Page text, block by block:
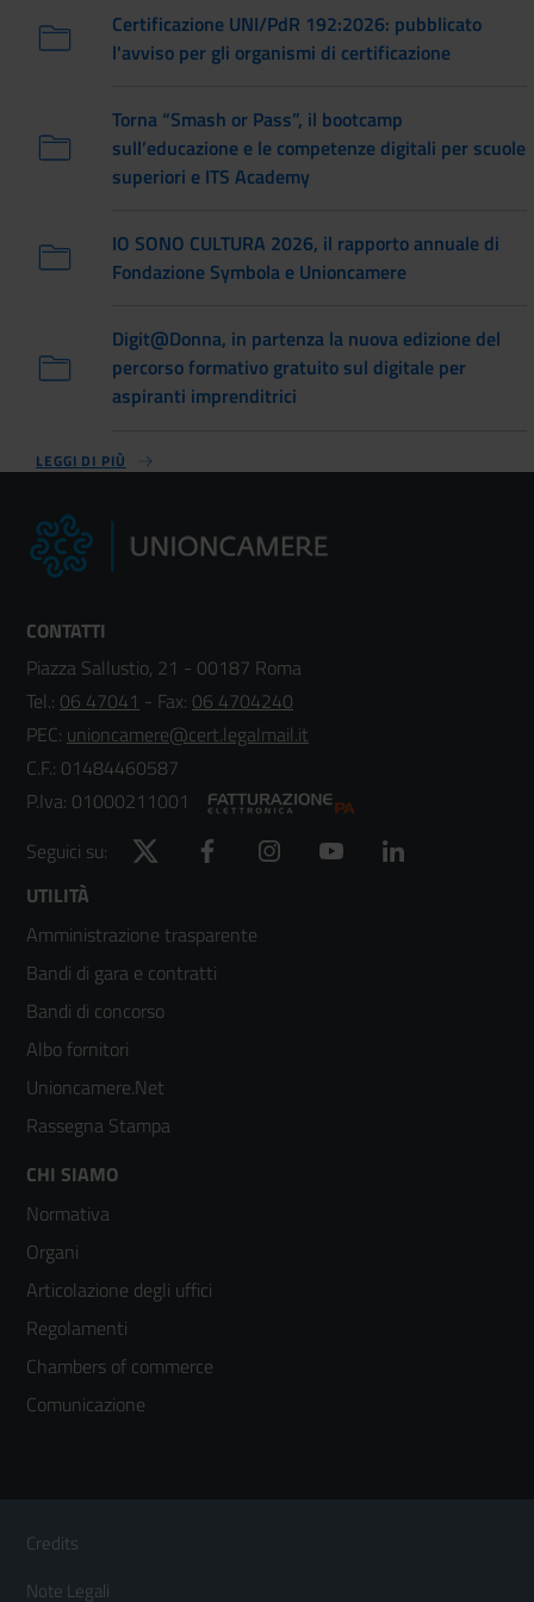
Certificazione UNI/PdR 192:2026: pubblicato
l'avviso per gli organismi di certificazione
Torna “Smash or Pass”, il bootcamp
sull’educazione e le competenze digitali per scuole
superiori e ITS Academy
IO SONO CULTURA 2026, il rapporto annuale di
Fondazione Symbola e Unioncamere
Digit@Donna, in partenza la nuova edizione del
percorso formativo gratuito sul digitale per
aspiranti imprenditrici
LEGGI DI PIÙ
CONTATTI
Piazza Sallustio, 21 - 00187 Roma
Tel.: 06 47041 - Fax: 06 4704240
PEC: unioncamere@cert.legalmail.it
C.F.: 01484460587
P.Iva: 01000211001
Seguici su:
Twitter Facebook Instagram YouTube
Footer
menù
colonna
2
UTILITÀ
Amministrazione trasparente
Bandi di gara e contratti
Bandi di concorso
Albo fornitori
Unioncamere.Net
Rassegna Stampa
Footer
menù
colonna
3
CHI SIAMO
Normativa
Organi
Articolazione degli uffici
Regolamenti
Chambers of commerce
Comunicazione
Footer
Menù
Credits
Note Legali